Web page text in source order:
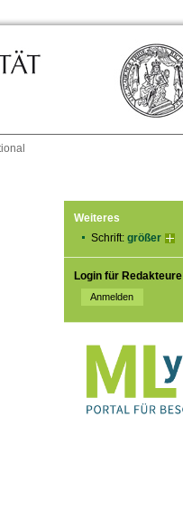
Weiteres
Schrift: größer
Login für Redakteure